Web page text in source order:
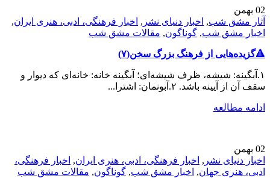
02 بهمن
آثار مشق شب, اخبار دنیای نشر , اخبار فرهنگی، ادبی، هنری ایران,
اخبار مشق شب, گوناگون, مقالات مشق شب
🔺️گزیده‌هایی از فرهنگ بزرگ سخن(۷)
۱.آبگینه: شیشه، ظرف شیشه‌ای؛ آبگینه خانه: خانه‌ای که دیوار و
سقف آن از آیینه باشد. ۲.آبونمان: اشترا...
ادامه مطالعه
02 بهمن
اخبار دنیای نشر , اخبار فرهنگی، ادبی، هنری ایران, اخبار فرهنگی،
ادبی، هنری جهان, اخبار مشق شب, گوناگون, مقالات مشق شب